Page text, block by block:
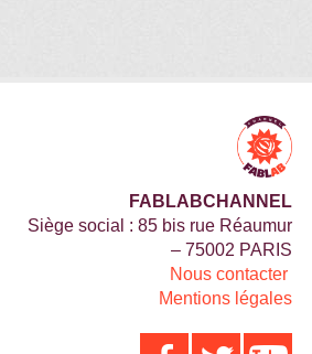
FABLABCHANNEL
Siège social : 85 bis rue Réaumur
– 75002 PARIS
Nous contacter
Mentions légales